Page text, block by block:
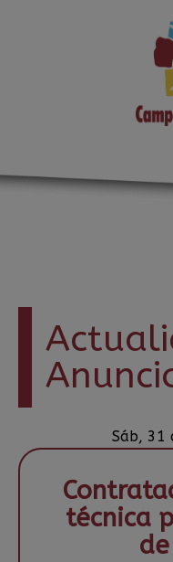
Sáb, 31
técnica